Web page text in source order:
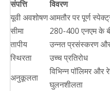
संपत्ति
विवरण
यूवी अवशोषण
सीमा
आमतौर पर पूर्ण
280-400 एनएम के
तापीय
स्थिरता
उन्नत प्रसंस्करण
उच्च प्रतिरोध
अनुकूलता
विभिन्न पॉलिमर
घुलनशीलता